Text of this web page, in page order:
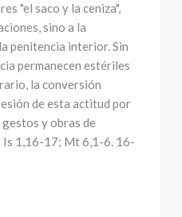
"el saco y la ceniza",
sino a la
penitencia interior. Sin
permanecen estériles
la conversión
de esta actitud por
y obras de
Is 1,16-17; Mt 6,1-6. 16-